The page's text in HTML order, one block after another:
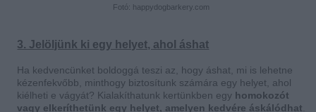
Fotó: happydogbarkery.com
3. Jelöljünk ki egy helyet, ahol áshat
Ha kedvencünket boldoggá teszi az, hogy áshat, mi is lehetne
kézenfekvőbb, minthogy biztosítunk számára egy helyet, ahol
kiélheti e vágyát? Kialakíthatunk kertünkben egy homokozót
vagy elkeríthetünk egy helyet, amelyen kedvére áskálódhat.